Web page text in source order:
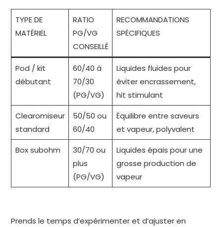
TYPE DE
MATÉRIEL
RATIO
PG/VG
CONSEILLÉ
RECOMMANDATIONS
SPÉCIFIQUES
Pod / kit
débutant
60/40 à
70/30
(PG/VG)
Liquides fluides pour
éviter encrassement,
hit stimulant
Clearomiseur
standard
50/50 ou
60/40
Équilibre entre saveurs
et vapeur, polyvalent
Box subohm
30/70 ou
plus
(PG/VG)
Liquides épais pour une
grosse production de
vapeur
Prends le temps d’expérimenter et d’ajuster en